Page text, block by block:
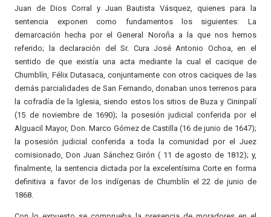
Juan de Dios Corral y Juan Bautista Vásquez, quienes para la
sentencia exponen como fundamentos los siguientes: La
demarcación hecha por el General Noroña a la que nos hemos
referido; la declaración del Sr. Cura José Antonio Ochoa, en el
sentido de que existía una acta mediante la cual el cacique de
Chumblín, Félix Dutasaca, conjuntamente con otros caciques de las
demás parcialidades de San Fernando, donaban unos terrenos para
la cofradía de la Iglesia, siendo estos los sitios de Buza y Cininpalí
(15 de noviembre de 1690); la posesión judicial conferida por el
Alguacil Mayor, Don. Marco Gómez de Castilla (16 de junio de 1647);
la posesión judicial conferida a toda la comunidad por el Juez
comisionado, Don Juan Sánchez Girón ( 11 de agosto de 1812); y,
finalmente, la sentencia dictada por la excelentísima Corte en forma
definitiva a favor de los indígenas de Chumblín el 22 de junio de
1868.